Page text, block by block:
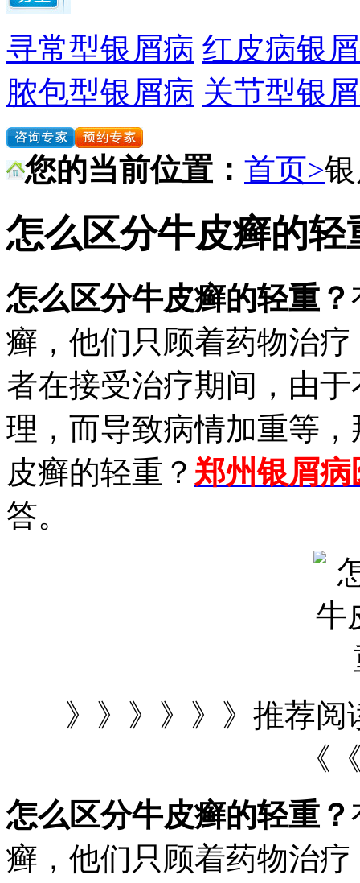
寻常型银屑病 红皮病银
脓包型银屑病 关节型银
您的当前位置： 首页>
怎么区分牛皮癣的轻
怎么区分牛皮癣的轻重？
癣，他们只顾着药物治
者在接受治疗期间，由
理，而导致病情加重等
皮癣的轻重？ 郑州银屑病
答。
》》》》》》推荐阅
《
怎么区分牛皮癣的轻重？
癣，他们只顾着药物治